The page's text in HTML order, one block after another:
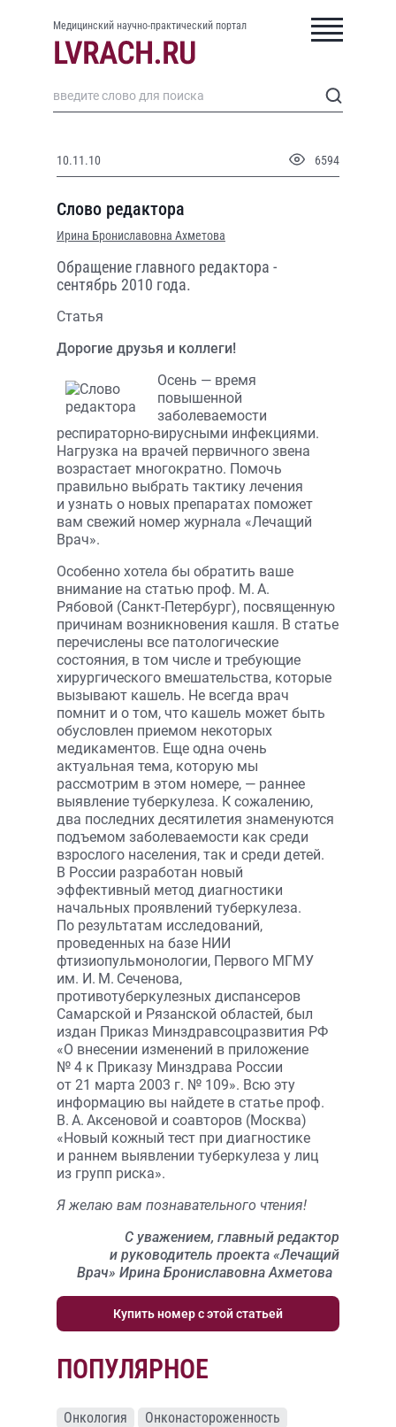
Медицинский научно-практический портал
10.11.10 6594
Слово редактора
Ирина Брониславовна Ахметова
Обращение главного редактора -
сентябрь 2010 года.
Статья
Дорогие друзья и коллеги!
Осень — время
повышенной
заболеваемости
респираторно-вирусными инфекциями.
Нагрузка на врачей первичного звена
возрастает многократно. Помочь
правильно выбрать тактику лечения
и узнать о новых препаратах поможет
вам свежий номер журнала «Лечащий
Врач».
Особенно хотела бы обратить ваше
внимание на статью проф. М. А.
Рябовой (Санкт-Петербург), посвященную
причинам возникновения кашля. В статье
перечислены все патологические
состояния, в том числе и требующие
хирургического вмешательства, которые
вызывают кашель. Не всегда врач
помнит и о том, что кашель может быть
обусловлен приемом некоторых
медикаментов. Еще одна очень
актуальная тема, которую мы
рассмотрим в этом номере, — раннее
выявление туберкулеза. К сожалению,
два последних десятилетия знаменуются
подъемом заболеваемости как среди
взрослого населения, так и среди детей.
В России разработан новый
эффективный метод диагностики
начальных проявлений туберкулеза.
По результатам исследований,
проведенных на базе НИИ
фтизиопульмонологии, Первого МГМУ
им. И. М. Сеченова,
противотуберкулезных диспансеров
Самарской и Рязанской областей, был
издан Приказ Минздравсоцразвития РФ
«О внесении изменений в приложение
№ 4 к Приказу Минздрава России
от 21 марта 2003 г. № 109». Всю эту
информацию вы найдете в статье проф.
В. А. Аксеновой и соавторов (Москва)
«Новый кожный тест при диагностике
и раннем выявлении туберкулеза у лиц
из групп риска».
Я желаю вам познавательного чтения!
С уважением, главный редактор
и руководитель проекта «Лечащий
Врач» Ирина Брониславовна Ахметова
Купить номер с этой статьей
ПОПУЛЯРНОЕ
Онкология
Онконастороженность